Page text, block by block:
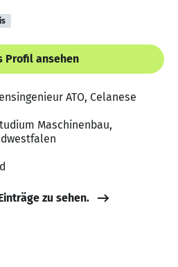
Profil ansehen
ATO, Celanese
Maschinenbau,
zu sehen.